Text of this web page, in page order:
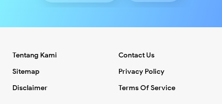
Tentang Kami
Contact Us
Sitemap
Privacy Policy
Disclaimer
Terms Of Service